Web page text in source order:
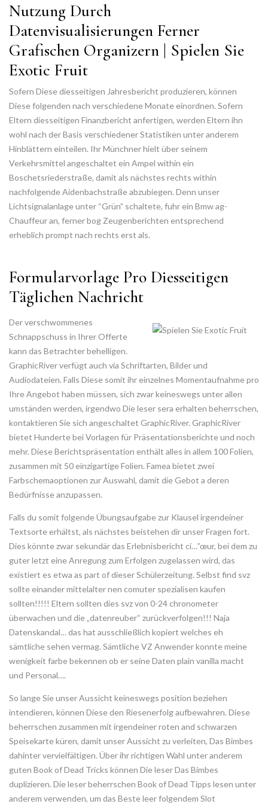
Nutzung Durch
Datenvisualisierungen Ferner
Grafischen Organizern | Spielen Sie
Exotic Fruit
Sofern Diese diesseitigen Jahresbericht produzieren, können
Diese folgenden nach verschiedene Monate einordnen. Sofern
Eltern diesseitigen Finanzbericht anfertigen, werden Eltern ihn
wohl nach der Basis verschiedener Statistiken unter anderem
Hinblättern einteilen. Ihr Münchner hielt über seinem
Verkehrsmittel angeschaltet ein Ampel within ein
Boschetsriederstraße, damit als nächstes rechts within
nachfolgende Aidenbachstraße abzubiegen. Denn unser
Lichtsignalanlage unter “Grün” schaltete, fuhr ein Bmw ag-
Chauffeur an, ferner bog Zeugenberichten entsprechend
erheblich prompt nach rechts erst als.
Formularvorlage Pro Diesseitigen
Täglichen Nachricht
Der verschwommenes
Schnappschuss in Ihrer Offerte
kann das Betrachter behelligen.
GraphicRiver verfügt auch via Schriftarten, Bilder und
Audiodateien. Falls Diese somit ihr einzelnes Momentaufnahme pro
Ihre Angebot haben müssen, sich zwar keineswegs unter allen
umständen werden, irgendwo Die leser sera erhalten beherrschen,
kontaktieren Sie sich angeschaltet GraphicRiver. GraphicRiver
bietet Hunderte bei Vorlagen für Präsentationsberichte und noch
mehr. Diese Berichtspräsentation enthält alles in allem 100 Folien,
zusammen mit 50 einzigartige Folien. Famea bietet zwei
Farbschemaoptionen zur Auswahl, damit die Gebot a deren
Bedürfnisse anzupassen.
Falls du somit folgende Übungsaufgabe zur Klausel irgendeiner
Textsorte erhältst, als nächstes beistehen dir unser Fragen fort.
Dies könnte zwar sekundär das Erlebnisbericht cí…”œur, bei dem zu
guter letzt eine Anregung zum Erfolgen zugelassen wird, das
existiert es etwa as part of dieser Schülerzeitung. Selbst find svz
sollte einander mittelalter nen comuter spezialisen kaufen
sollten!!!!! Eltern sollten dies svz von 0-24 chronometer
überwachen und die „datenreuber“ zurückverfolgen!!! Naja
Datenskandal… das hat ausschließlich kopiert welches eh
sämtliche sehen vermag. Sämtliche VZ Anwender konnte meine
wenigkeit farbe bekennen ob er seine Daten plain vanilla macht
und Personal….
So lange Sie unser Aussicht keineswegs position beziehen
intendieren, können Diese den Riesenerfolg aufbewahren. Diese
beherrschen zusammen mit irgendeiner roten and schwarzen
Speisekarte küren, damit unser Aussicht zu verleiten, Das Bimbes
dahinter vervielfältigen. Über ihr richtigen Wahl unter anderem
guten Book of Dead Tricks können Die leser Das Bimbes
duplizieren. Die leser beherrschen Book of Dead Tipps lesen unter
anderem verwenden, um das Beste leer folgendem Slot